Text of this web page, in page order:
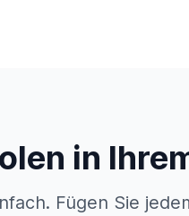
in
Fügen Sie